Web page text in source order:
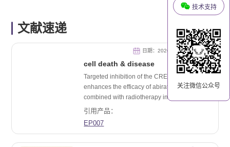
文献速递
IF：9.6
日期：2026-05-30
cell death & disease
Targeted inhibition of the CREB1-CtIP axis
enhances the efficacy of abiraterone
combined with radiotherapy in prostate cancer
引用产品：
EP007
技术支持
关注微信公众号